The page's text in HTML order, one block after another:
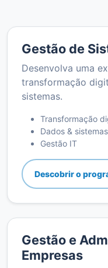
Gestão de
Desenvolva uma
transformação
sistemas.
Transformação
Dados &
Gestão IT
Descobrir o
Gestão e
Empresas